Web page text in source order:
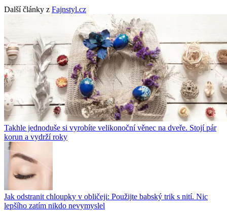
Další články z Fajnstyl.cz
Takhle jednoduše si vyrobíte velikonoční věnec na dveře. Stojí pár
korun a vydrží roky
Jak odstranit chloupky v obličeji: Použijte babský trik s nití. Nic
lepšího zatím nikdo nevymyslel